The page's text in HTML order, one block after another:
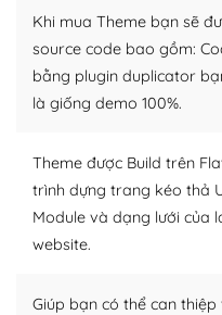
Nếu bạn gặp khó khăn,
kiếm những cộng đồng
lời, giải đáp vấn đề của
Cộng đồng sử dụng
– Đa dạng plugin và
Plugin mở rộng là
WordPress để tăng
nhiều plugin trả phí hoặc
Nhờ lượng người dùng
Khi mua Theme bạn sẽ
source code bao gồm:
bằng plugin duplicator
là giống demo 100%.
Theme được Build trên
trình dựng trang kéo thả
Module và dạng lưới của
website.
Giúp bạn có thể can